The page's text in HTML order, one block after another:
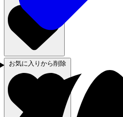
お気に入りから削除